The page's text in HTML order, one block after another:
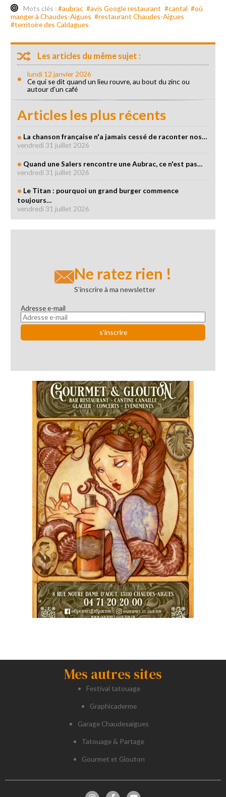
Mots clés :#aubrac #avis Google restaurant #cantal #où
manger à Chaudes-Aigues #restaurant Chaudes-Aigues
#territoire des Caldagues
Les articles du même sujet :
lundi 12 janvier 2026
Ce qui se dit quand un lieu rouvre, au bout du zinc ou
autour d’un café
Articles les plus récents
La chanson française n'a jamais cessé de raconter nos…
vendredi 31 juillet 2026
Quand une Salers rencontre une Aubrac, ce n'est pas…
vendredi 31 juillet 2026
Le Titan : pourquoi un grand burger commence
toujours…
vendredi 31 juillet 2026
Ne ratez rien !
S’inscrire à ma newsletter
Adresse e-mail
Mes autres sites
Festival tatouage
Graphicaderme
Garage Chaudesaigues
Tatouage & Partage
Gourmet et Glouton